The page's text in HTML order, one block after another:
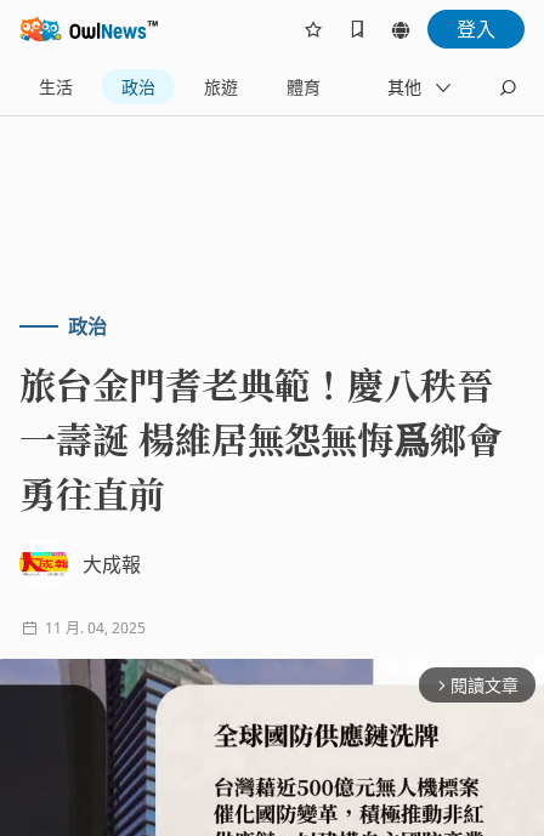
登入
生活 政治 旅遊 體育 娛樂
其他
政治
旅台金門耆老典範！慶八秩晉
一壽誕 楊維居無怨無悔爲鄉會
勇往直前
大成報
11 月. 04, 2025
arrow_forward_ios 閱讀文章